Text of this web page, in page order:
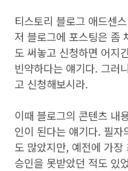
티스토리 블로그 애드센
저 블로그에 포스팅은 좀
도 써놓고 신청하면 어지
빈약하다는 얘기다. 그러
고 신청해보시라.
이때 블로그의 콘텐츠 내
인이 된다는 얘기다. 필
도 많았지만, 예전에 가
승인을 못받았던 적도 있